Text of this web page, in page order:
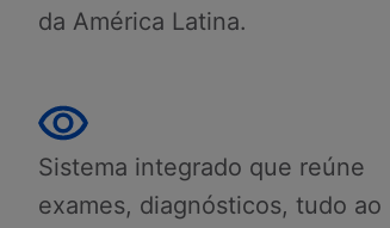
da América Latina.
Sistema integrado que reúne
exames, diagnósticos, tudo ao